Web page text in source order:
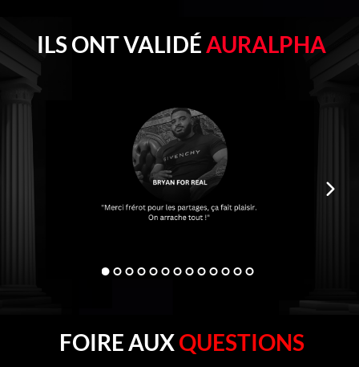
ILS ONT VALIDÉAURALPHA
FOIRE AUXQUESTIONS